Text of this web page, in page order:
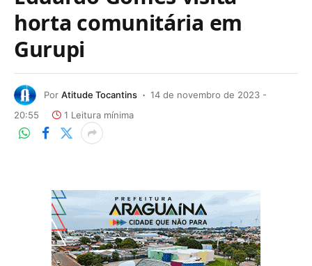
horta comunitária em
Gurupi
Por Atitude Tocantins
14 de novembro de 2023 -
20:55
1 Leitura mínima